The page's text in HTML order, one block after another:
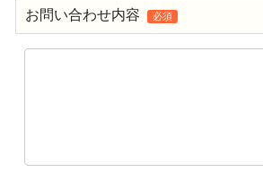
お問い合わせ内容 必須